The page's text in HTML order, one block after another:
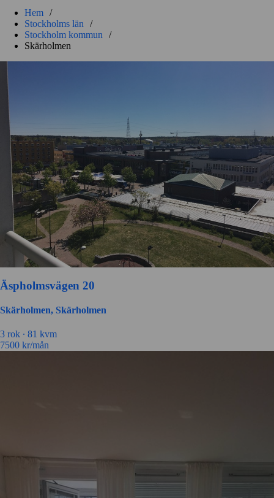
Hem /
Stockholms län
/
Stockholm kommun
/
Skärholmen
Äspholmsvägen 20
Skärholmen, Skärholmen
3 rok ∙ 81 kvm
7500 kr/mån